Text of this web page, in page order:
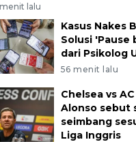
lalu
Kasus Nakes
Solusi
dari Psikolog
56 menit lalu
Chelsea vs
Alonso sebut
seimbang
Liga Inggris